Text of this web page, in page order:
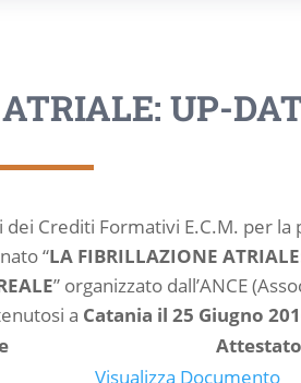
UP-
Crediti Formativi E.C.M. per la
“LA FIBRILLAZIONE
” organizzato dall’ANCE
a Catania il 25 Giugno
Attestato
Visualizza Documento